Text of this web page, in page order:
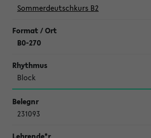
Sommerdeutschkurs B2
B0-270
Block
231093